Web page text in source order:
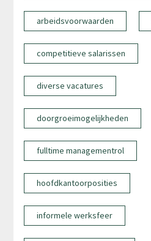
arbeidsvoorwaarden
competitieve salarissen
diverse vacatures
doorgroeimogelijkheden
fulltime managementrol
hoofdkantoorposities
informele werksfeer